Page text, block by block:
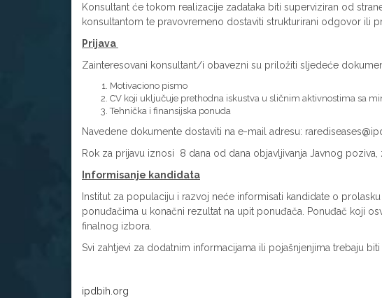
Konsultant će tokom realizacije zadataka biti superviziran od
konsultantom te pravovremeno dostaviti strukturirani odgovor ili
Prijava
Zainteresovani konsultant/i obavezni su priložiti sljedeće
Motivaciono pismo
CV koji uključuje prethodna iskustva u sličnim aktivnostima sa
Tehnička i finansijska ponuda
Navedene dokumente dostaviti na e-mail adresu:
Rok za prijavu iznosi 8 dana od dana objavljivanja Javnog poziva,
Informisanje kandidata
Institut za populaciju i razvoj neće informisati kandidate o
ponuđačima u konačni rezultat na upit ponuđača. Ponuđač koji
finalnog izbora.
Svi zahtjevi za dodatnim informacijama ili pojašnjenjima trebaju
ipdbih.org